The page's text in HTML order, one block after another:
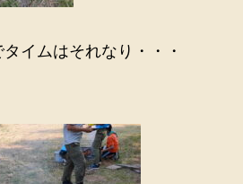
イムはそれなり・・・